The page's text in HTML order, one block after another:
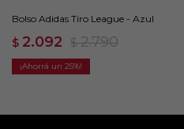
Bolso Adidas Tiro League - Azul
$ 2.092 $ 2.790
25